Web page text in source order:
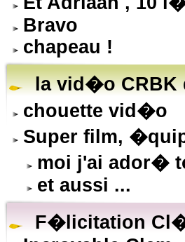
Bravo
chapeau !
la vid�o CRBK
chouette vid�o
Super film,
moi j'ai ador�
et aussi ...
F�licitation